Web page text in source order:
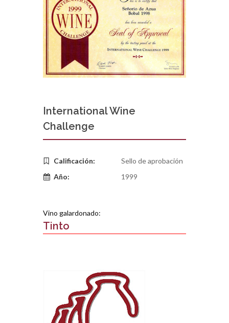
International Wine
Challenge
Calificación:
Sello de aprobación
Año:
1999
Vino galardonado:
Tinto